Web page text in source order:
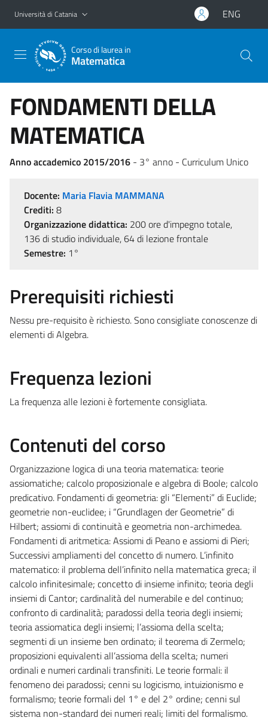
Vai al contenuto principale
Vai al menu di navigazione
Università di Catania ENG
Corso di laurea in
Matematica
FONDAMENTI DELLA
MATEMATICA
Anno accademico 2015/2016 - 3° anno - Curriculum Unico
Docente: Maria Flavia MAMMANA
Crediti: 8
Organizzazione didattica: 200 ore d'impegno totale,
136 di studio individuale, 64 di lezione frontale
Semestre: 1°
Prerequisiti richiesti
Nessu pre-requisito è richiesto. Sono consigliate conoscenze di
elementi di Algebra.
Frequenza lezioni
La frequenza alle lezioni è fortemente consigliata.
Contenuti del corso
Organizzazione logica di una teoria matematica: teorie
assiomatiche; calcolo proposizionale e algebra di Boole; calcolo
predicativo. Fondamenti di geometria: gli “Elementi” di Euclide;
geometrie non-euclidee; i “Grundlagen der Geometrie” di
Hilbert; assiomi di continuità e geometria non-archimedea.
Fondamenti di aritmetica: Assiomi di Peano e assiomi di Pieri;
Successivi ampliamenti del concetto di numero. L’infinito
matematico: il problema dell’infinito nella matematica greca; il
calcolo infinitesimale; concetto di insieme infinito; teoria degli
insiemi di Cantor; cardinalità del numerabile e del continuo;
confronto di cardinalità; paradossi della teoria degli insiemi;
teoria assiomatica degli insiemi; l’assioma della scelta;
segmenti di un insieme ben ordinato; il teorema di Zermelo;
proposizioni equivalenti all’assioma della scelta; numeri
ordinali e numeri cardinali transfiniti. Le teorie formali: il
fenomeno dei paradossi; cenni su logicismo, intuizionismo e
formalismo; teorie formali del 1° e del 2° ordine; cenni sul
sistema non-standard dei numeri reali; limiti del formalismo.